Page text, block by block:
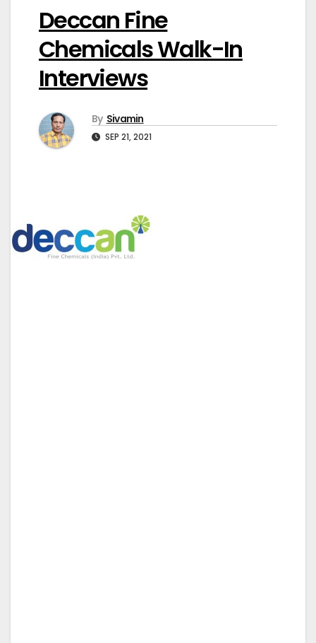
Deccan Fine
Chemicals Walk-In
Interviews
By Sivamin
SEP 21, 2021